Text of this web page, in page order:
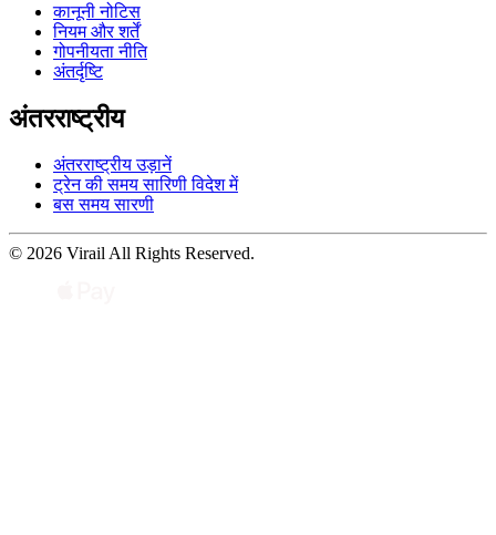
कानूनी नोटिस
नियम और शर्तें
गोपनीयता नीति
अंतर्दृष्टि
अंतरराष्ट्रीय
अंतरराष्ट्रीय उड़ानें
ट्रेन की समय सारिणी विदेश में
बस समय सारणी
© 2026 Virail All Rights Reserved.